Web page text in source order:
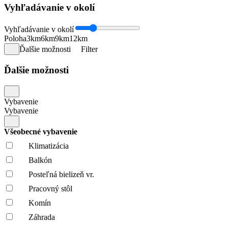
Vyhľadávanie v okolí
Vyhľadávanie v okolí
Poloha3km6km9km12km
Ďalšie možnosti
Filter
Ďalšie možnosti
Vybavenie
Vybavenie
Všeobecné vybavenie
Klimatizácia
Balkón
Posteľná bielizeň vr.
Pracovný stôl
Komín
Záhrada